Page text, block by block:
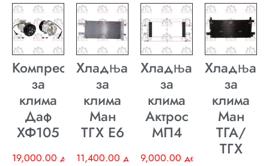
Компресор
за
клима
Даф
ХФ105
19,000.00 ден
Хладњак
за
клима
Ман
ТГХ E6
11,400.00 ден
Хладњак
за
клима
Актрос
МП4
9,000.00 ден
Хладњак
за
клима
Ман
ТГА/
ТГХ